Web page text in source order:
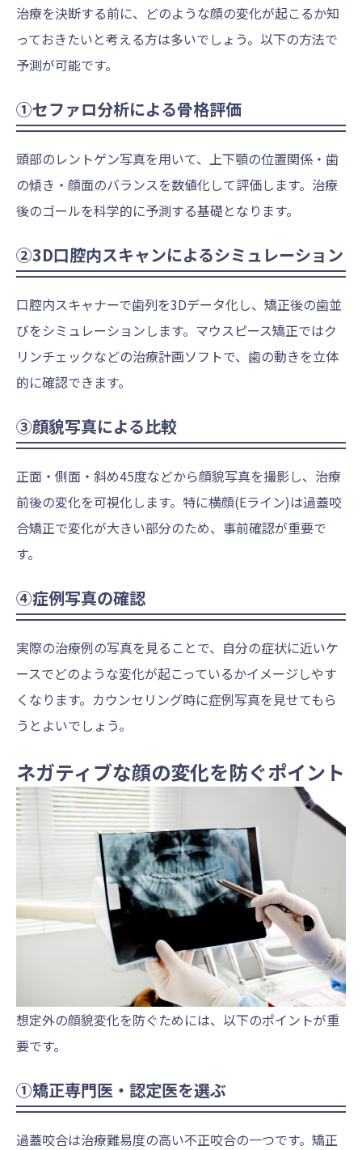
治療を決断する前に、どのような顔の変化が起こるか知
っておきたいと考える方は多いでしょう。以下の方法で
予測が可能です。
①セファロ分析による骨格評価
頭部のレントゲン写真を用いて、上下顎の位置関係・歯
の傾き・顔面のバランスを数値化して評価します。治療
後のゴールを科学的に予測する基礎となります。
②3D口腔内スキャンによるシミュレーション
口腔内スキャナーで歯列を3Dデータ化し、矯正後の歯並
びをシミュレーションします。マウスピース矯正ではク
リンチェックなどの治療計画ソフトで、歯の動きを立体
的に確認できます。
③顔貌写真による比較
正面・側面・斜め45度などから顔貌写真を撮影し、治療
前後の変化を可視化します。特に横顔(Eライン)は過蓋咬
合矯正で変化が大きい部分のため、事前確認が重要で
す。
④症例写真の確認
実際の治療例の写真を見ることで、自分の症状に近いケ
ースでどのような変化が起こっているかイメージしやす
くなります。カウンセリング時に症例写真を見せてもら
うとよいでしょう。
ネガティブな顔の変化を防ぐポイント
想定外の顔貌変化を防ぐためには、以下のポイントが重
要です。
①矯正専門医・認定医を選ぶ
過蓋咬合は治療難易度の高い不正咬合の一つです。矯正